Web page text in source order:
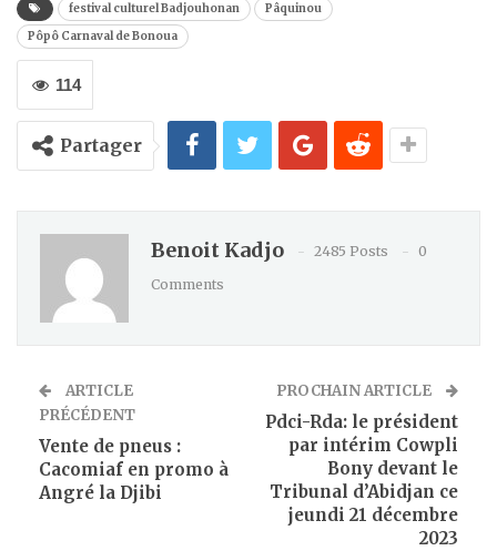
festival culturel Badjouhonan
Pâquinou
Pôpô Carnaval de Bonoua
114
Partager
Benoit Kadjo 2485 Posts
0
Comments
ARTICLE
PRÉCÉDENT
Vente de pneus :
Cacomiaf en promo à
Angré la Djibi
PROCHAIN ARTICLE
Pdci-Rda: le président
par intérim Cowpli
Bony devant le
Tribunal d’Abidjan ce
jeundi 21 décembre
2023